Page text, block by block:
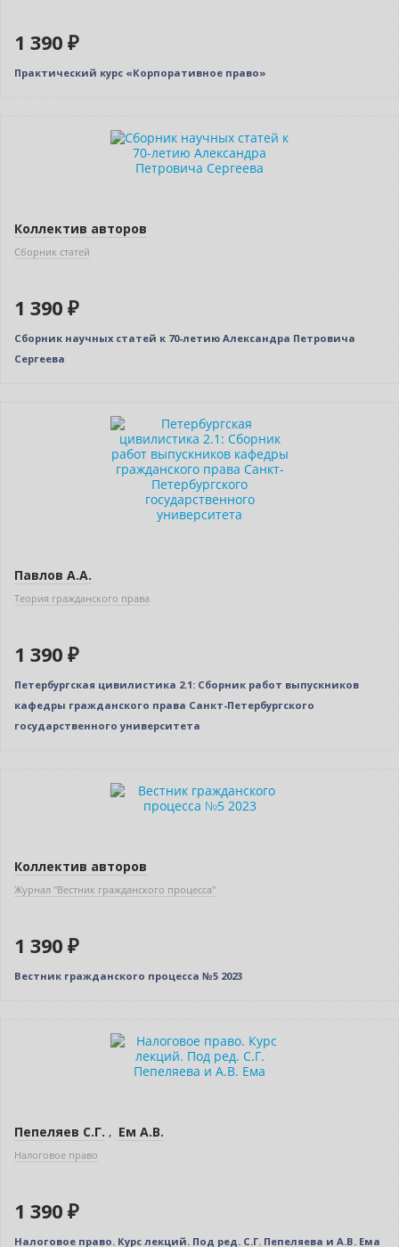
1 390 ₽
Практический курс «Корпоративное право»
Коллектив авторов
Сборник статей
1 390 ₽
Сборник научных статей к 70-летию Александра Петровича
Сергеева
Павлов А.А.
Теория гражданского права
1 390 ₽
Петербургская цивилистика 2.1: Сборник работ выпускников
кафедры гражданского права Санкт-Петербургского
государственного университета
Коллектив авторов
Журнал "Вестник гражданского процесса"
1 390 ₽
Вестник гражданского процесса №5 2023
Пепеляев С.Г. , Ем А.В.
Налоговое право
1 390 ₽
Налоговое право. Курс лекций. Под ред. С.Г. Пепеляева и А.В. Ема